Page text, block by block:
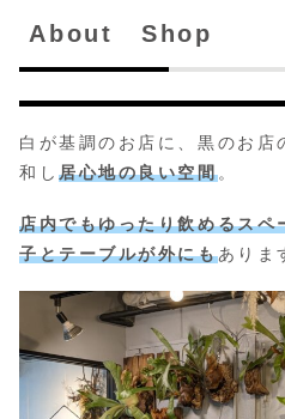
About Shop
白が基調のお店に、黒のお店
和し居心地の良い空間。
店内でもゆったり飲めるスペ
子とテーブルが外にもあり